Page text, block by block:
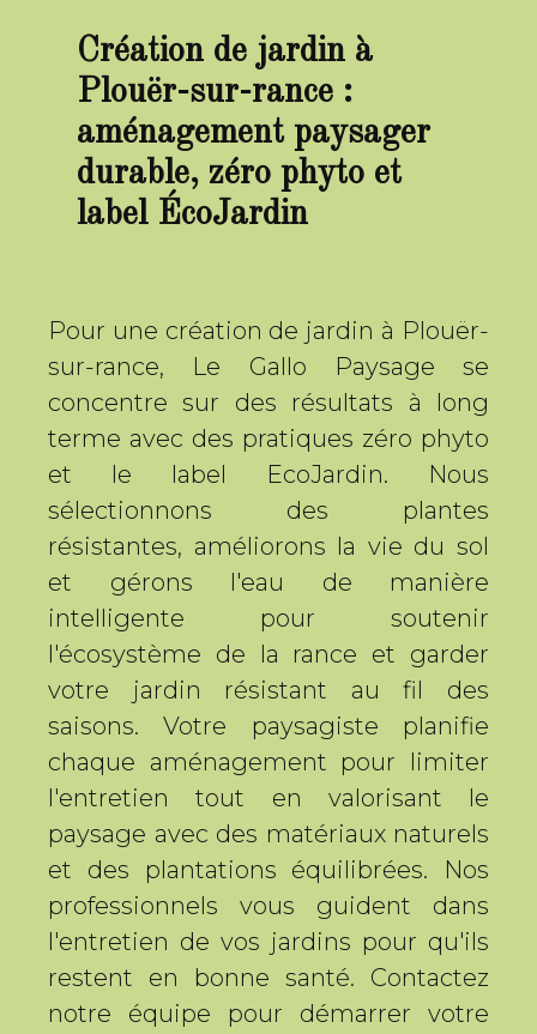
Création de jardin à
Plouër-sur-rance :
aménagement paysager
durable, zéro phyto et
label ÉcoJardin
Pour une création de jardin à Plouër-
sur-rance, Le Gallo Paysage se
concentre sur des résultats à long
terme avec des pratiques zéro phyto
et le label EcoJardin. Nous
sélectionnons des plantes
résistantes, améliorons la vie du sol
et gérons l'eau de manière
intelligente pour soutenir
l'écosystème de la rance et garder
votre jardin résistant au fil des
saisons. Votre paysagiste planifie
chaque aménagement pour limiter
l'entretien tout en valorisant le
paysage avec des matériaux naturels
et des plantations équilibrées. Nos
professionnels vous guident dans
l'entretien de vos jardins pour qu'ils
restent en bonne santé. Contactez
notre équipe pour démarrer votre